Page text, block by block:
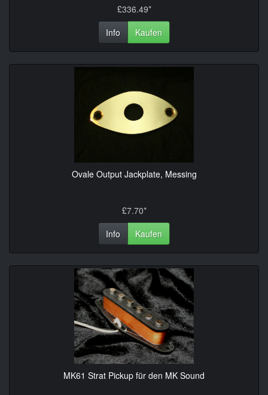
£336.49*
Info
Kaufen
Ovale Output Jackplate, Messing
£7.70*
Info
Kaufen
MK61 Strat Pickup für den MK Sound